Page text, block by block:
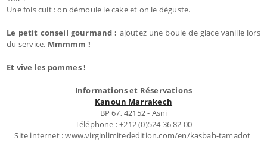
Une fois cuit : on démoule le cake et on le déguste.
Le petit conseil gourmand : ajoutez une boule de glace vanille lors
du service. Mmmmm !
Et vive les pommes !
Informations et Réservations
Kanoun Marrakech
BP 67, 42152 - Asni
Téléphone : +212 (0)524 36 82 00
Site internet : www.virginlimitededition.com/en/kasbah-tamadot